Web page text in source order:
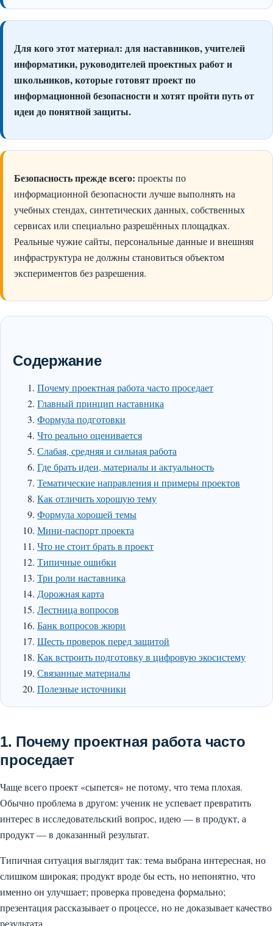
Для кого этот материал: для наставников, учителей
информатики, руководителей проектных работ и
школьников, которые готовят проект по
информационной безопасности и хотят пройти путь от
идеи до понятной защиты.
Безопасность прежде всего: проекты по
информационной безопасности лучше выполнять на
учебных стендах, синтетических данных, собственных
сервисах или специально разрешённых площадках.
Реальные чужие сайты, персональные данные и внешняя
инфраструктура не должны становиться объектом
экспериментов без разрешения.
Содержание
Почему проектная работа часто проседает
Главный принцип наставника
Формула подготовки
Что реально оценивается
Слабая, средняя и сильная работа
Где брать идеи, материалы и актуальность
Тематические направления и примеры проектов
Как отличить хорошую тему
Формула хорошей темы
Мини-паспорт проекта
Что не стоит брать в проект
Типичные ошибки
Три роли наставника
Дорожная карта
Лестница вопросов
Банк вопросов жюри
Шесть проверок перед защитой
Как встроить подготовку в цифровую экосистему
Связанные материалы
Полезные источники
1. Почему проектная работа часто
проседает
Чаще всего проект «сыпется» не потому, что тема плохая.
Обычно проблема в другом: ученик не успевает превратить
интерес в исследовательский вопрос, идею — в продукт, а
продукт — в доказанный результат.
Типичная ситуация выглядит так: тема выбрана интересная, но
слишком широкая; продукт вроде бы есть, но непонятно, что
именно он улучшает; проверка проведена формально;
презентация рассказывает о процессе, но не доказывает качество
результата.